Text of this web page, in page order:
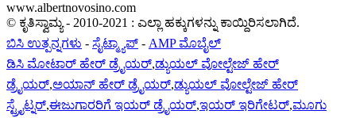
www.albertnovosino.com
© ಕೃತಿಸ್ವಾಮ್ಯ - 2010-2021 : ಎಲ್ಲಾ ಹಕ್ಕುಗಳನ್ನು ಕಾಯ್ದಿರಿಸಲಾಗಿದೆ.
ಬಿಸಿ ಉತ್ಪನ್ನಗಳು - ಸೈಟ್ಮ್ಯಾಪ್ - AMP ಮೊಬೈಲ್
ಡಿಸಿ ಮೋಟಾರ್ ಹೇರ್ ಡ್ರೈಯರ್,ಡ್ಯುಯಲ್ ವೋಲ್ಟೇಜ್ ಹೇರ್
ಡ್ರೈಯರ್,ಅಯಾನ್ ಹೇರ್ ಡ್ರೈಯರ್,ಡ್ಯುಯಲ್ ವೋಲ್ಟೇಜ್ ಹೇರ್
ಸ್ಟ್ರೈಟ್ನರ್,ಈಜುಗಾರರಿಗೆ ಇಯರ್ ಡ್ರೈಯರ್,ಇಯರ್ ಇರಿಗೇಟರ್,ಮೂಗು